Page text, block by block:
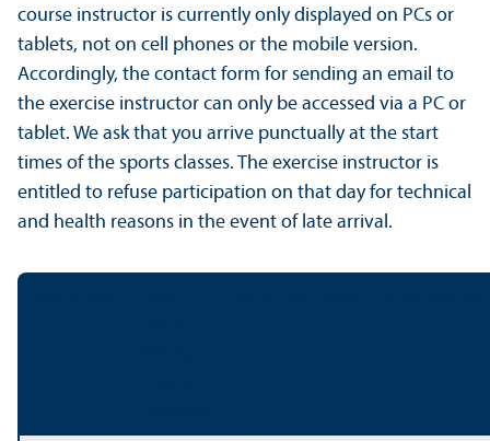
course instructor is currently only displayed on PCs or
tablets, not on cell phones or the mobile version.
Accordingly, the contact form for sending an email to
the exercise instructor can only be accessed via a PC or
tablet. We ask that you arrive punctually at the start
times of the sports classes. The exercise instructor is
entitled to refuse participation on that day for technical
and health reasons in the event of late arrival.